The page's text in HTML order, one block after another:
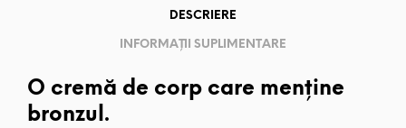
DESCRIERE
INFORMAȚII SUPLIMENTARE
O cremă de corp care menține
bronzul.